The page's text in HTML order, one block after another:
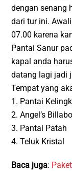
dengan senang
dari tur ini.
07.00 karena
Pantai Sanur
kapal anda
datang lagi jadi
Tempat yang
1. Pantai
2. Angel’s
3. Pantai Patah
4. Teluk Kristal
Baca juga: